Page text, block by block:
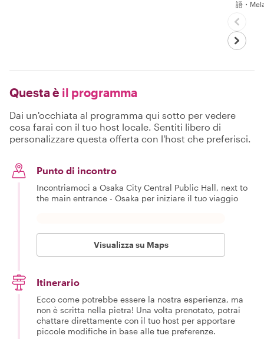
語・
Questa è il programma
Dai un'occhiata al programma qui sotto per vedere
cosa farai con il tuo host locale. Sentiti libero di
personalizzare questa offerta con l'host che preferisci.
Punto di incontro
Incontriamoci a Osaka City Central Public Hall, next to
the main entrance - Osaka per iniziare il tuo viaggio
Visualizza su Maps
Itinerario
Ecco come potrebbe essere la nostra esperienza, ma
non è scritta nella pietra! Una volta prenotato, potrai
chattare direttamente con il tuo host per apportare
piccole modifiche in base alle tue preferenze.